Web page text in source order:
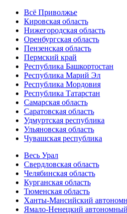
Всё Приволжье
Кировская область
Нижегородская область
Оренбургская область
Пензенская область
Пермский край
Республика Башкортостан
Республика Марий Эл
Республика Мордовия
Республика Татарстан
Самарская область
Саратовская область
Удмуртская республика
Ульяновская область
Чувашская республика
Весь Урал
Свердловская область
Челябинская область
Курганская область
Тюменская область
Ханты-Мансийский
Ямало-Ненецкий